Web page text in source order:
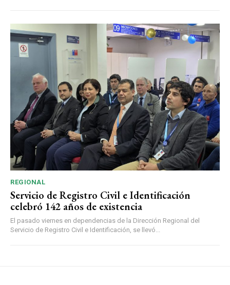
REGIONAL
Servicio de Registro Civil e Identificación
celebró 142 años de existencia
El pasado viernes en dependencias de la Dirección Regional del
Servicio de Registro Civil e Identificación, se llevó...